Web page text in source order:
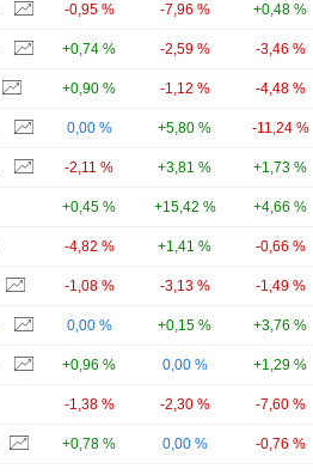
-0,95 % -7,96 % +0,48 %
+0,74 % -2,59 % -3,46 %
+0,90 % -1,12 % -4,48 %
0,00 % +5,80 % -11,24 %
-2,11 % +3,81 % +1,73 %
+0,45 % +15,42 % +4,66 %
-4,82 % +1,41 % -0,66 %
-1,08 % -3,13 % -1,49 %
0,00 % +0,15 % +3,76 %
+0,96 % 0,00 % +1,29 %
-1,38 % -2,30 % -7,60 %
+0,78 % 0,00 % -0,76 %